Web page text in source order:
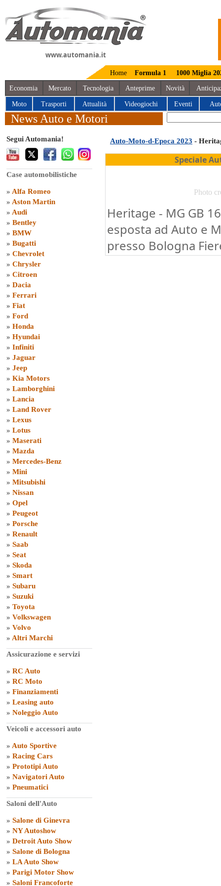
www.automania.it
Home Formula 1 1000 Miglia
Economia Mercato Tecnologia Anteprime Novità
Moto Trasporti Attualità Videogiochi Eventi
News Auto e Motori
Segui Automania!
Case automobilistiche
» Alfa Romeo
» Aston Martin
» Audi
» Bentley
» BMW
» Bugatti
» Chevrolet
» Chrysler
» Citroen
» Dacia
» Ferrari
» Fiat
» Ford
» Honda
» Hyundai
» Infiniti
» Jaguar
» Jeep
» Kia Motors
» Lamborghini
» Lancia
» Land Rover
» Lexus
» Lotus
» Maserati
» Mazda
» Mercedes-Benz
» Mini
» Mitsubishi
» Nissan
» Opel
» Peugeot
» Porsche
» Renault
» Saab
» Seat
» Skoda
» Smart
» Subaru
» Suzuki
» Toyota
» Volkswagen
» Volvo
» Altri Marchi
Assicurazione e servizi
» RC Auto
» RC Moto
» Finanziamenti
» Leasing auto
» Noleggio Auto
Veicoli e accessori auto
» Auto Sportive
» Racing Cars
» Prototipi Auto
» Navigatori Auto
» Pneumatici
Saloni dell'Auto
» Salone di Ginevra
» NY Autoshow
» Detroit Auto Show
» Salone di Bologna
» LA Auto Show
» Parigi Motor Show
» Saloni Francoforte
Auto-Moto-d-Epoca 2023 -
Speciale
Photo
Heritage - MG GB
esposta ad Auto e
presso Bologna